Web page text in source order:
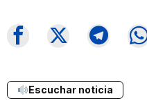
Escuchar noticia